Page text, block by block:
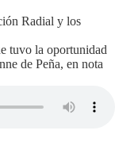
tuvo la oportunidad
de Peña, en nota